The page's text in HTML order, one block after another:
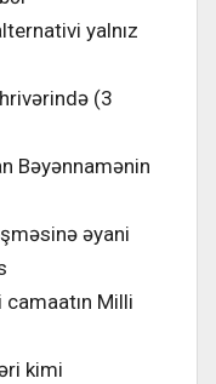
yalnız
(3
Bəyənnamənin
əyani
Milli
kimi